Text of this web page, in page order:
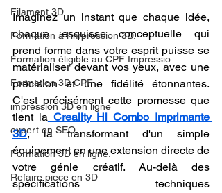
Filament 3D
Formation à l'impression 3D.
Formation éligible au CPF Impressio
Formation 3D CPF
impression 3D en ligne
expert en SEO
Formation 3D en ligne.
Refaire piece en 3D
Imaginez un instant que chaque idée,
chaque esquisse conceptuelle qui
prend forme dans votre esprit puisse se
matérialiser devant vos yeux, avec une
précision et une fidélité étonnantes.
C'est précisément cette promesse que
tient la Creality Hi Combo Imprimante
3D, la transformant d'un simple
équipement en une extension directe de
votre génie créatif. Au-delà des
spécifications techniques